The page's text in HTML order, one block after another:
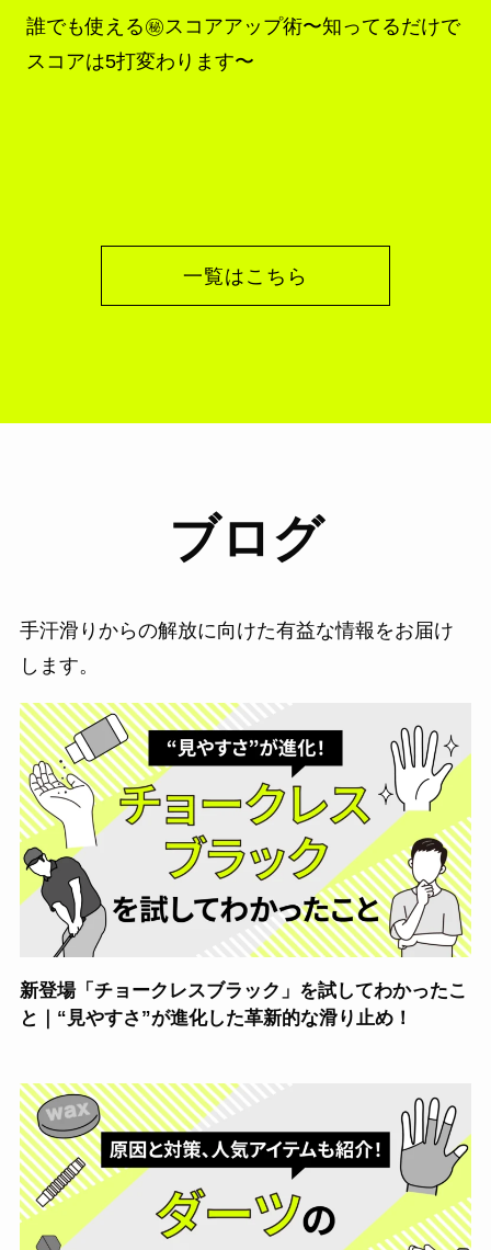
誰でも使える㊙︎スコアアップ術〜知ってるだけで
スコアは5打変わります〜
一覧はこちら
ブログ
手汗滑りからの解放に向けた有益な情報をお届け
します。
新登場「チョークレスブラック」を試してわかったこ
と｜“見やすさ”が進化した革新的な滑り止め！